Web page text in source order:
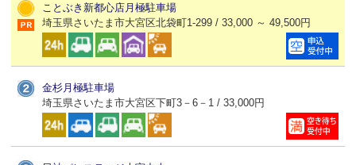
ことぶき新都心店月極駐車場
埼玉県さいたま市大宮区北袋町1-299 / 33,000 ～ 49,500円
金杉月極駐車場
埼玉県さいたま市大宮区下町3－6－1 / 33,000円